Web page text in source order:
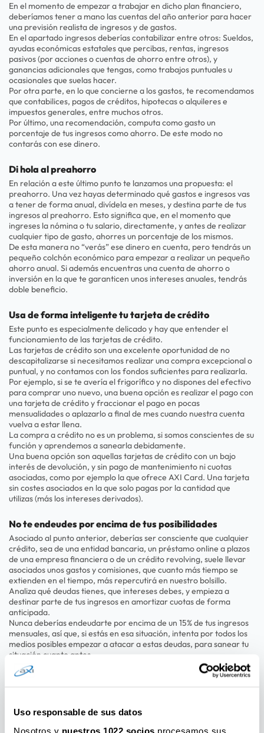
Uso responsable de sus datos
Nosotros y nuestros 1022 socios procesamos sus
En el momento de empezar a trabajar en dicho plan financiero,
deberíamos tener a mano las cuentas del año anterior para hacer
una previsión realista de ingresos y de gastos.
En el apartado ingresos deberías contabilizar entre otros: Sueldos,
ayudas económicas estatales que percibas, rentas, ingresos
pasivos (por acciones o cuentas de ahorro entre otros), y
ganancias adicionales que tengas, como trabajos puntuales u
ocasionales que suelas hacer.
Por otra parte, en lo que concierne a los gastos, te recomendamos
que contabilices, pagos de créditos, hipotecas o alquileres e
impuestos generales, entre muchos otros.
Por último, una recomendación, computa como gasto un
porcentaje de tus ingresos como ahorro. De este modo no
contarás con ese dinero.
Di hola al preahorro
En relación a este último punto te lanzamos una propuesta: el
preahorro. Una vez hayas determinado qué gastos e ingresos vas
a tener de forma anual, divídela en meses, y destina parte de tus
ingresos al preahorro. Esto significa que, en el momento que
ingreses la nómina o tu salario, directamente, y antes de realizar
cualquier tipo de gasto, ahorres un porcentaje de los mismos.
De esta manera no “verás” ese dinero en cuenta, pero tendrás un
pequeño colchón económico para empezar a realizar un pequeño
ahorro anual. Si además encuentras una cuenta de ahorro o
inversión en la que te garanticen unos intereses anuales, tendrás
doble beneficio.
Usa de forma inteligente tu tarjeta de crédito
Este punto es especialmente delicado y hay que entender el
funcionamiento de las tarjetas de crédito.
Las tarjetas de crédito son una excelente oportunidad de no
descapitalizarse si necesitamos realizar una compra excepcional o
puntual, y no contamos con los fondos suficientes para realizarla.
Por ejemplo, si se te avería el frigorífico y no dispones del efectivo
para comprar uno nuevo, una buena opción es realizar el pago con
una tarjeta de crédito y fraccionar el pago en pocas
mensualidades o aplazarlo a final de mes cuando nuestra cuenta
vuelva a estar llena.
La compra a crédito no es un problema, si somos conscientes de su
función y aprendemos a sanearla debidamente.
Una buena opción son aquellas tarjetas de crédito con un bajo
interés de devolución, y sin pago de mantenimiento ni cuotas
asociadas, como por ejemplo la que ofrece AXI Card. Una tarjeta
sin costes asociados en la que solo pagas por la cantidad que
utilizas (más los intereses derivados).
No te endeudes por encima de tus posibilidades
Asociado al punto anterior, deberías ser consciente que cualquier
crédito, sea de una entidad bancaria, un préstamo online a plazos
de una empresa financiera o de un crédito revolving, suele llevar
asociados unos gastos y comisiones, que cuanto más tiempo se
extienden en el tiempo, más repercutirá en nuestro bolsillo.
Analiza qué deudas tienes, que intereses debes, y empieza a
destinar parte de tus ingresos en amortizar cuotas de forma
anticipada.
Nunca deberías endeudarte por encima de un 15% de tus ingresos
mensuales, así que, si estás en esa situación, intenta por todos los
medios posibles empezar a atacar a estas deudas, para sanear tu
situación cuanto antes.
Conclusiones
antemano tus ingresos y gastos, y realizar una planificación de
forma previsora.